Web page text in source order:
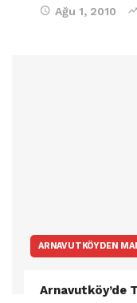
Ağu 1, 2010
ARNAVUTKÖYDEN
Arnavutköy’de